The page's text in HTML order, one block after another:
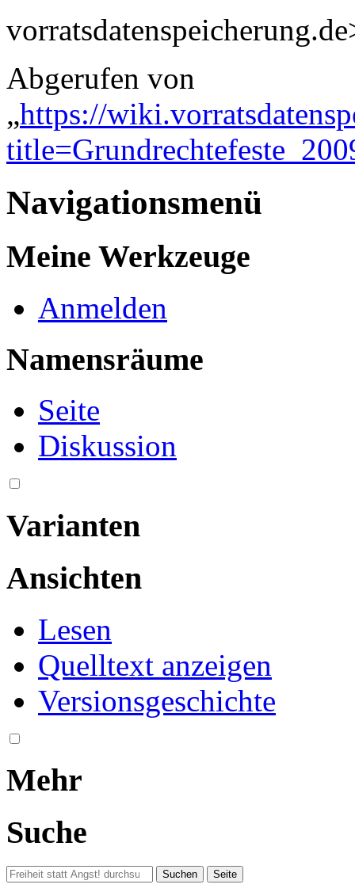
Abgerufen von
„https://
Navigationsmenü
Meine Werkzeuge
Anmelden
Namensräume
Seite
Diskussion
Varianten
Ansichten
Lesen
Quelltext anzeigen
Versionsgeschichte
Mehr
Suche